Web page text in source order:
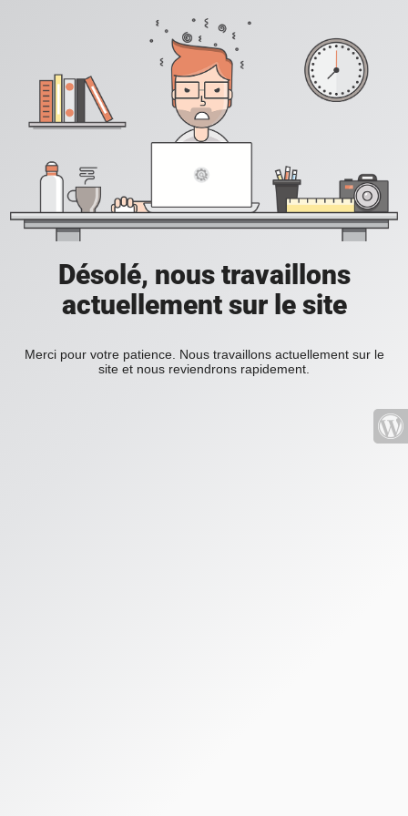
Désolé, nous travaillons
actuellement sur le site
Merci pour votre patience. Nous travaillons actuellement sur le
site et nous reviendrons rapidement.